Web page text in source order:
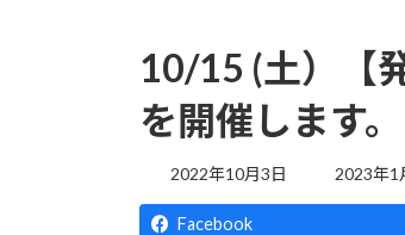
10/15 (土）【
を開催します。
2022年10月3日
最
2023年1
Facebook